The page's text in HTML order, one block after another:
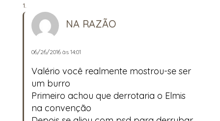
NA RAZÃO
06/26/2016 às 14:01
Valério você realmente mostrou-se ser
um burro
Primeiro achou que derrotaria o Elmis
na convenção